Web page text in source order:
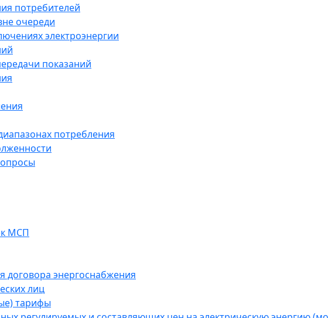
потребителей
очереди
электроэнергии
показаний
потребления
МСП
договора энергоснабжения
лиц
тарифы